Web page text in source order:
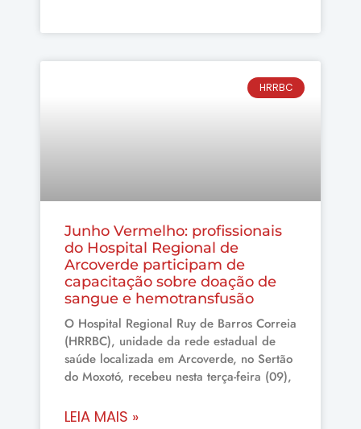
HRRBC
Junho Vermelho: profissionais
do Hospital Regional de
Arcoverde participam de
capacitação sobre doação de
sangue e hemotransfusão
O Hospital Regional Ruy de Barros Correia
(HRRBC), unidade da rede estadual de
saúde localizada em Arcoverde, no Sertão
do Moxotó, recebeu nesta terça-feira (09),
LEIA MAIS »